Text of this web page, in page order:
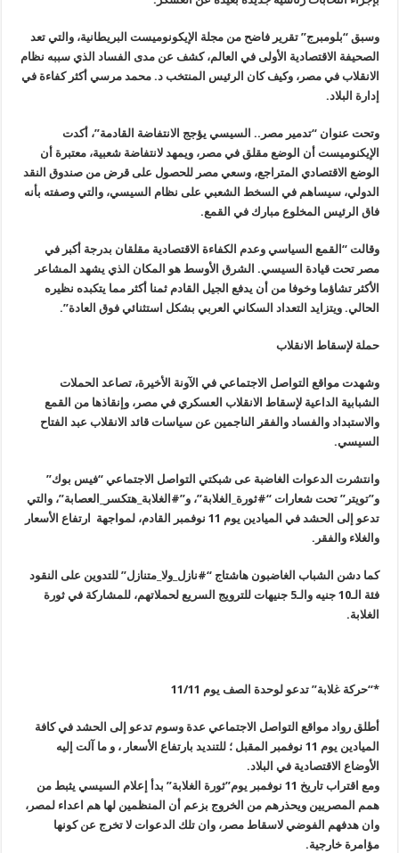
وسبق “بلومبرج” تقرير فاضح من مجلة الإيكونوميست البريطانية، والتي تعد
الصحيفة الاقتصادية الأولى في العالم، كشف عن مدى الفساد الذي سببه نظام
الانقلاب في مصر، وكيف كان الرئيس المنتخب د. محمد مرسي أكثر كفاءة في
إدارة البلاد.
وتحت عنوان “تدمير مصر.. السيسي يؤجج الانتفاضة القادمة”، أكدت
الإيكنوميست أن الوضع مقلق في مصر، ويمهد لانتفاضة شعبية، معتبرة أن
الوضع الاقتصادي المتراجع، وسعي مصر للحصول على قرض من صندوق النقد
الدولي، سيساهم في السخط الشعبي على نظام السيسي، والتي وصفته بأنه
فاق الرئيس المخلوع مبارك في القمع.
وقالت “القمع السياسي وعدم الكفاءة الاقتصادية مقلقان بدرجة أكبر في
مصر تحت قيادة السيسي. الشرق الأوسط هو المكان الذي يشهد المشاعر
الأكثر تشاؤما وخوفا من أن يدفع الجيل القادم ثمنا أكثر مما يتكبده نظيره
الحالي. ويتزايد التعداد السكاني العربي بشكل استثنائي فوق العادة”.
حملة لإسقاط الانقلاب
وشهدت مواقع التواصل الاجتماعي في الآونة الأخيرة، تصاعد الحملات
الشبابية الداعية لإسقاط الانقلاب العسكري في مصر، وإنقاذها من القمع
والاستبداد والفساد والفقر الناجمين عن سياسات قائد الانقلاب عبد الفتاح
السيسي.
وانتشرت الدعوات الغاضبة عى شبكتي التواصل الاجتماعي “فيس بوك”
و”تويتر” تحت شعارات “#ثورة_الغلابة”، و”#الغلابة_هتكسر_العصابة”، والتي
تدعو إلى الحشد في الميادين يوم 11 نوفمبر القادم، لمواجهة ارتفاع الأسعار
والغلاء والفقر.
كما دشن الشباب الغاضبون هاشتاج “#نازل_ولا_متنازل” للتدوين على النقود
فئة الـ10 جنيه والـ5 جنيهات للترويج السريع لحملاتهم، للمشاركة في ثورة
الغلابة.
*
“حركة غلابة” تدعو لوحدة الصف يوم 11/11
أطلق رواد مواقع التواصل الاجتماعي عدة وسوم تدعو إلى الحشد في كافة
الميادين يوم 11 نوفمبر المقبل ؛ للتنديد بارتفاع الأسعار ، و ما آلت إليه
الأوضاع الاقتصادية في البلاد.
ومع اقتراب تاريخ 11 نوفمبر يوم”ثورة الغلابة” بدأ إعلام السيسي يثبط من
همم المصريين ويحذرهم من الخروج بزعم أن المنظمين لها هم اعداء لمصر،
وان هدفهم الفوضي لاسقاط مصر، وان تلك الدعوات لا تخرج عن كونها
مؤامرة خارجية.